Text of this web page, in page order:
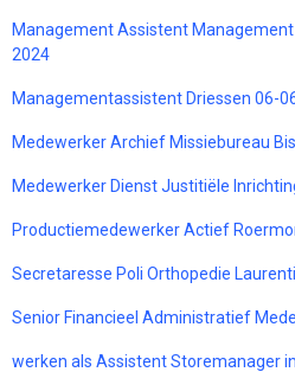
Management Assistent
2024
Managementassistent Driessen 06-
Medewerker Archief Missiebureau
Medewerker Dienst Justitiële
Productiemedewerker Actief
Secretaresse Poli Orthopedie
Senior Financieel Administratief
werken als Assistent Storemanager